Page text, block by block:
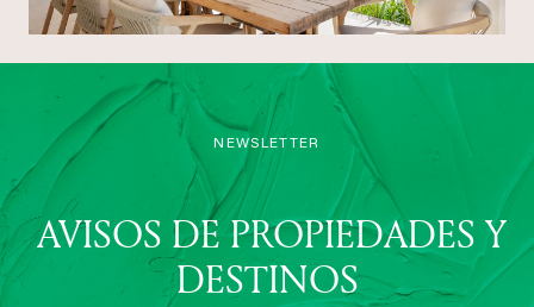
NEWSLETTER
AVISOS DE PROPIEDADES Y
DESTINOS